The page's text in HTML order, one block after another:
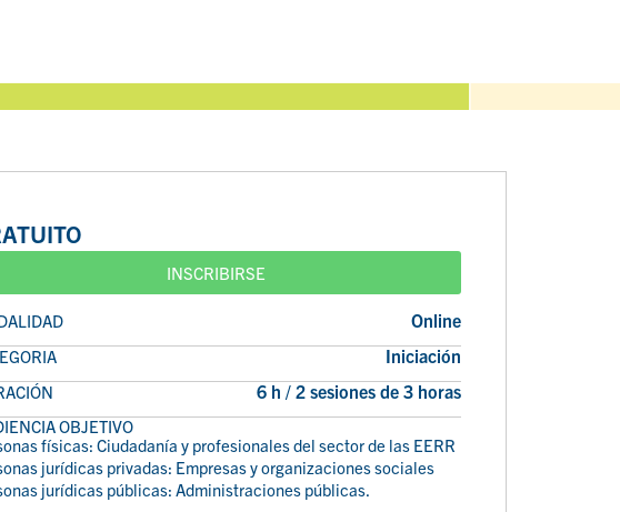
INSCRIBIRSE
Online
Iniciación
6 h / 2 sesiones de 3 horas
OBJETIVO
físicas: Ciudadanía y profesionales del sector de las EERR
jurídicas privadas: Empresas y organizaciones sociales
jurídicas públicas: Administraciones públicas.